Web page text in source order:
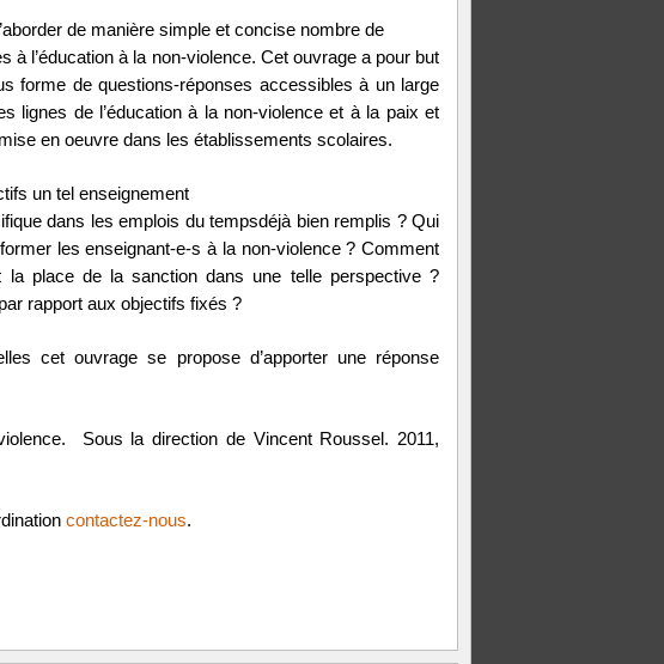
de manière simple et concise nombre de
à l’éducation à la non-violence. Cet ouvrage a pour but
forme de questions-réponses accessibles à un large
lignes de l’éducation à la non-violence et à la paix et
en oeuvre dans les établissements scolaires.
un tel enseignement
dans les emplois du tempsdéjà bien remplis ? Qui
les enseignant-e-s à la non-violence ? Comment
place de la sanction dans une telle perspective ?
rapport aux objectifs fixés ?
cet ouvrage se propose d’apporter une réponse
Sous la direction de Vincent Roussel. 2011,
contactez-nous.